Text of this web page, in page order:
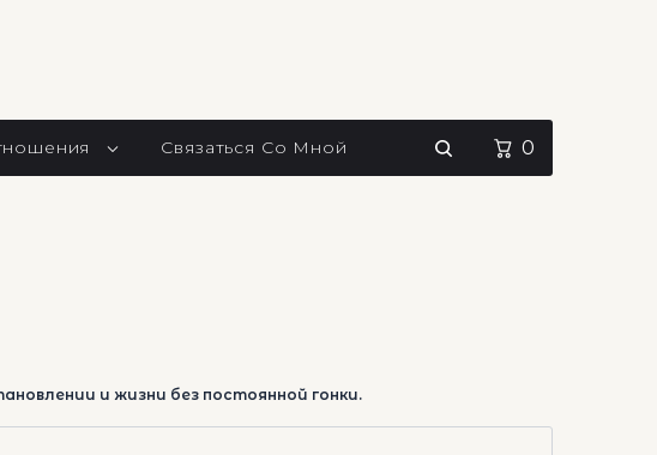
Связаться Со Мной 0
и жизни без постоянной гонки.